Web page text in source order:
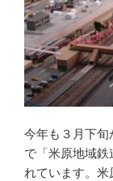
今年も３月下
で「米原地域鉄
れています。